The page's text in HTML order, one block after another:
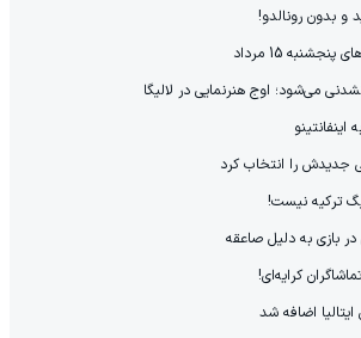
و بدون رونالدو!
15 مرداد
می‌شود؛ اوج هنرنمایی در لالیگا
جدیدش را انتخاب کرد
ترکیه نیست!
بازی به دلیل صاعقه
کرایه‌ای!
اضافه شد